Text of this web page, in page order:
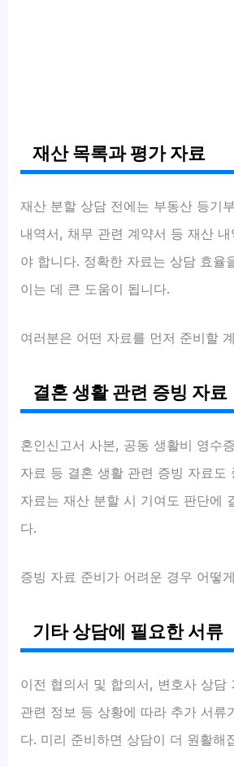
재산 목록과 평가 자료
재산 분할 상담 전에는 부동산 등기
내역서, 채무 관련 계약서 등 재산
야 합니다. 정확한 자료는 상담 효율
이는 데 큰 도움이 됩니다.
여러분은 어떤 자료를 먼저 준비할
결혼 생활 관련 증빙 자료
혼인신고서 사본, 공동 생활비 영수
자료 등 결혼 생활 관련 증빙 자료도
자료는 재산 분할 시 기여도 판단에
다.
증빙 자료 준비가 어려운 경우 어떻
기타 상담에 필요한 서류
이전 협의서 및 합의서, 변호사 상담
관련 정보 등 상황에 따라 추가 서류
다. 미리 준비하면 상담이 더 원활해